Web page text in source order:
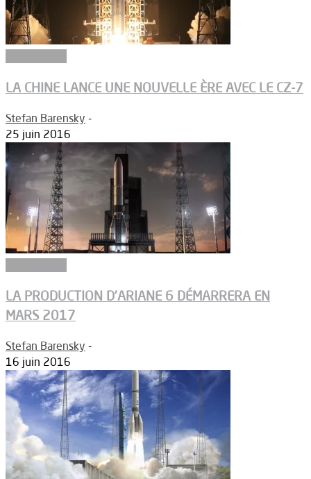
LA CHINE LANCE UNE NOUVELLE ÈRE AVEC LE CZ-7
Stefan Barensky -
25 juin 2016
LA PRODUCTION D’ARIANE 6 DÉMARRERA EN
MARS 2017
Stefan Barensky -
16 juin 2016